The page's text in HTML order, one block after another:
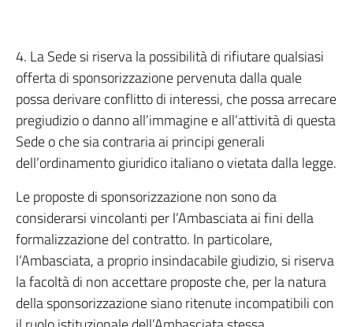
4. La Sede si riserva la possibilità di rifiutare qualsiasi
offerta di sponsorizzazione pervenuta dalla quale
possa derivare conflitto di interessi, che possa arrecare
pregiudizio o danno all’immagine e all’attività di questa
Sede o che sia contraria ai principi generali
dell’ordinamento giuridico italiano o vietata dalla legge.
Le proposte di sponsorizzazione non sono da
considerarsi vincolanti per l’Ambasciata ai fini della
formalizzazione del contratto. In particolare,
l’Ambasciata, a proprio insindacabile giudizio, si riserva
la facoltà di non accettare proposte che, per la natura
della sponsorizzazione siano ritenute incompatibili con